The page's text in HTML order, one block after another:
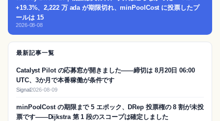
+19.3%、2,222 万 ada が期限切れ、minPoolCost に投票したプ
ールは 15
2026-08-08
最新記事一覧
Catalyst Pilot の応募窓が開きました——締切は 8月20日 06:00
UTC、3か月で本番稼働が条件です
Signal2026-08-09
minPoolCost の期限まで 5 エポック、DRep 投票権の 8 割が未投
票です——Dijkstra 第 1 段のスコープは確定しました